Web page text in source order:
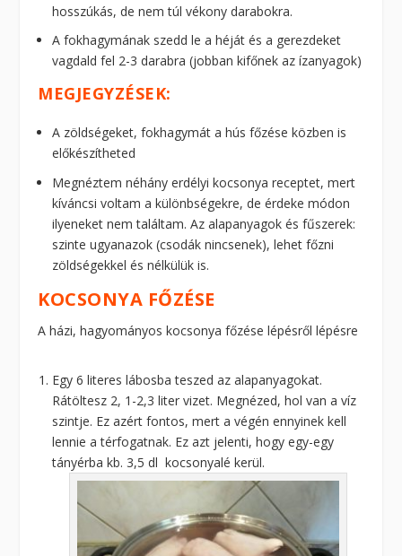
hosszúkás, de nem túl vékony darabokra.
A fokhagymának szedd le a héját és a gerezdeket
vagdald fel 2-3 darabra (jobban kifőnek az ízanyagok)
MEGJEGYZÉSEK:
A zöldségeket, fokhagymát a hús főzése közben is
előkészítheted
Megnéztem néhány erdélyi kocsonya receptet, mert
kíváncsi voltam a különbségekre, de érdeke módon
ilyeneket nem találtam. Az alapanyagok és fűszerek:
szinte ugyanazok (csodák nincsenek), lehet főzni
zöldségekkel és nélkülük is.
KOCSONYA FŐZÉSE
A házi, hagyományos kocsonya főzése lépésről lépésre
Egy 6 literes lábosba teszed az alapanyagokat.
Rátöltesz 2, 1-2,3 liter vizet. Megnézed, hol van a víz
szintje. Ez azért fontos, mert a végén ennyinek kell
lennie a térfogatnak. Ez azt jelenti, hogy egy-egy
tányérba kb. 3,5 dl kocsonyalé kerül.